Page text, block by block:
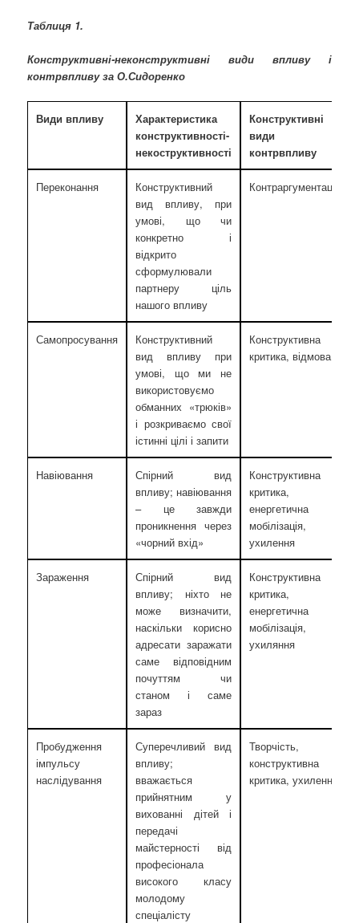
Таблиця 1.
Конструктивні-неконструктивні види впливу і
контрвпливу за О.Сидоренко
Види впливу
Характеристика
конструктивності-
некоструктивності
Конструктивні
види
контрвпливу
Переконання
Конструктивний
вид впливу, при
умові, що чи
конкретно і
відкрито
сформулювали
партнеру ціль
нашого впливу
Контраргументація
Самопросування
Конструктивний
вид впливу при
умові, що ми не
використовуємо
обманних «трюків»
і розкриваємо свої
істинні цілі і запити
Конструктивна
критика, відмова
Навіювання
Спірний вид
впливу; навіювання
– це завжди
проникнення через
«чорний вхід»
Конструктивна
критика,
енергетична
мобілізація,
ухилення
Зараження
Спірний вид
впливу; ніхто не
може визначити,
наскільки корисно
адресати заражати
саме відповідним
почуттям чи
станом і саме
зараз
Конструктивна
критика,
енергетична
мобілізація,
ухиляння
Пробудження
імпульсу
наслідування
Суперечливий вид
впливу;
вважається
прийнятним у
вихованні дітей і
передачі
майстерності від
професіонала
високого класу
молодому
спеціалісту
Творчість,
конструктивна
критика, ухилення